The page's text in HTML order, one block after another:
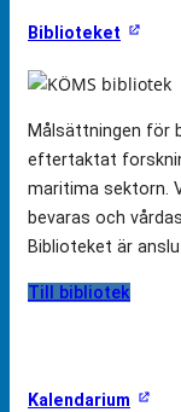
Biblioteket
Målsättningen för
eftertaktat
maritima sektorn.
bevaras och
Biblioteket är
Till bibliotek
Kalendarium